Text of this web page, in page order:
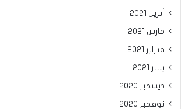
أبريل 2021
مارس 2021
فبراير 2021
يناير 2021
ديسمبر 2020
نوفمبر 2020